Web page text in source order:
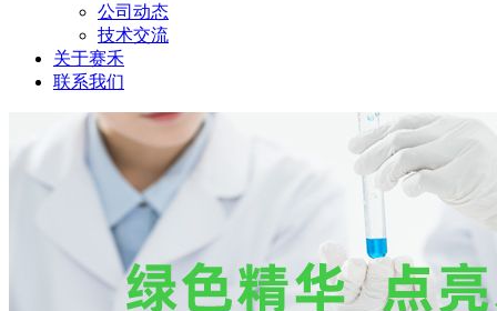
公司动态
技术交流
关于赛禾
联系我们